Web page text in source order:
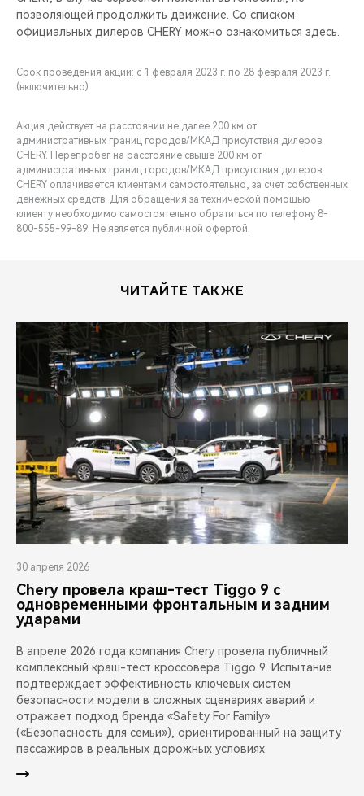
позволяющей продолжить движение. Со списком
официальных дилеров CHERY можно ознакомиться здесь.
Срок проведения акции: с 1 февраля 2023 г. по 28 февраля 2023 г.
(включительно).
Акция действует на расстоянии не далее 200 км от
административных границ городов/МКАД присутствия дилеров
CHERY. Перепробег на расстояние свыше 200 км от
административных границ городов/МКАД присутствия дилеров
CHERY оплачивается клиентами самостоятельно, за счет собственных
денежных средств. Для обращения за технической помощью
клиенту необходимо самостоятельно обратиться по телефону 8-
800-555-99-89. Не является публичной офертой.
ЧИТАЙТЕ ТАКЖЕ
30 апреля 2026
Chery провела краш-тест Tiggo 9 с
одновременными фронтальным и задним
ударами
В апреле 2026 года компания Chery провела публичный
комплексный краш-тест кроссовера Tiggo 9. Испытание
подтверждает эффективность ключевых систем
безопасности модели в сложных сценариях аварий и
отражает подход бренда «Safety For Family»
(«Безопасность для семьи»), ориентированный на защиту
пассажиров в реальных дорожных условиях.